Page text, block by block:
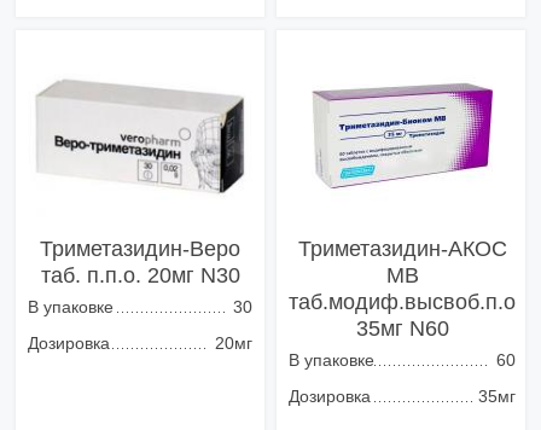
Триметазидин-Веро
таб. п.п.о. 20мг N30
В упаковке
30
Дозировка
20мг
Триметазидин-АКОС
МВ
таб.модиф.высвоб.п.о
35мг N60
В упаковке
60
Дозировка
35мг